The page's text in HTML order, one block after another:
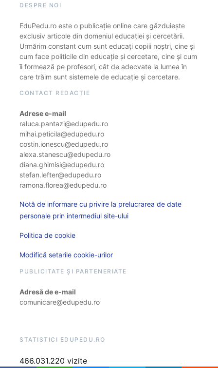
DESPRE NOI
EduPedu.ro este o publicație online care găzduiește
exclusiv articole din domeniul educației și cercetării.
Urmărim constant cum sunt educați copiii noștri, cine și
cum face politicile din educație și cercetare, cine și cum
îi formează pe profesori, cât de adecvate la lumea în
care trăim sunt sistemele de educație și cercetare.
CONTACT REDACȚIE
Adrese e-mail
raluca.pantazi@edupedu.ro
mihai.peticila@edupedu.ro
costin.ionescu@edupedu.ro
alexa.stanescu@edupedu.ro
diana.ghimisi@edupedu.ro
stefan.lefter@edupedu.ro
ramona.florea@edupedu.ro
Notă de informare cu privire la prelucrarea de date
personale prin intermediul site-ului
Politica de cookie
Modifică setarile cookie-urilor
PUBLICITATE ȘI PARTENERIATE
Adresă de e-mail
comunicare@edupedu.ro
STATISTICI EDUPEDU.RO
466.031.220 vizite